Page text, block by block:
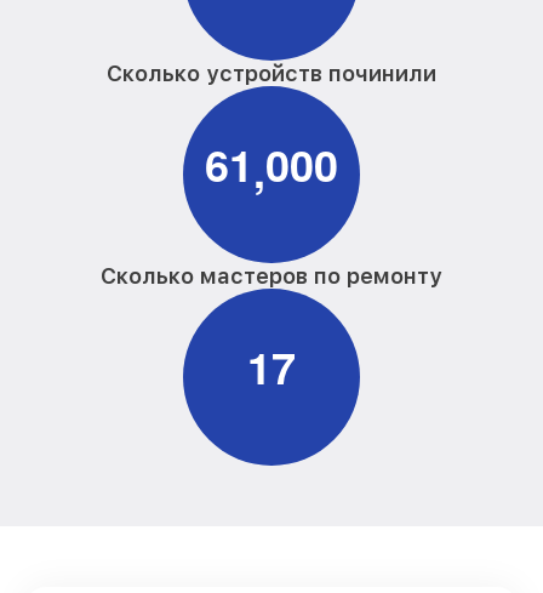
Сколько устройств починили
61,000
Сколько мастеров по ремонту
17